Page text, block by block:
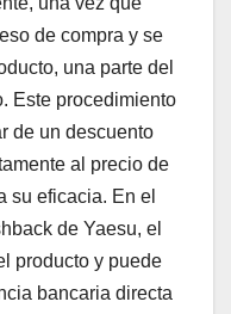
de compra y se
una parte del
Este procedimiento
de un descuento
al precio de
su eficacia. En el
de Yaesu, el
producto y puede
bancaria directa